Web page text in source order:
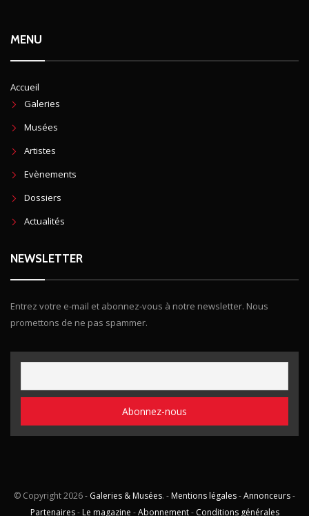
MENU
Accueil
Galeries
Musées
Artistes
Evènements
Dossiers
Actualités
NEWSLETTER
Entrez votre e-mail et abonnez-vous à notre newsletter. Nous
promettons de ne pas spammer.
© Copyright2026 - Galeries & Musées. - Mentions légales-Annonceurs-
Partenaires- Le magazine -Abonnement- Conditions générales